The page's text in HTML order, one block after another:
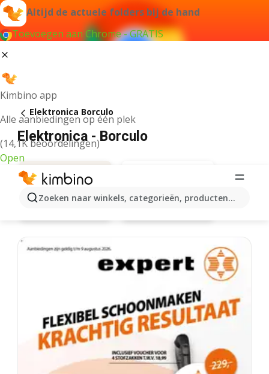
Altijd de actuele folders bij de hand
Toevoegen aan Chrome - GRATIS
Kimbino app
Alle aanbiedingen op één plek
(14,1K beoordelingen)
Open
Zoeken naar winkels, categorieën, producten...
Elektronica Borculo
Elektronica - Borculo